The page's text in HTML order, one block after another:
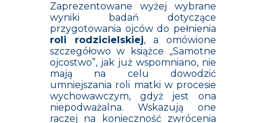
Zaprezentowane wyżej wybrane
wyniki badań dotyczące
przygotowania ojców do pełnienia
roli rodzicielskiej, a omówione
szczegółowo w książce „Samotne
ojcostwo”, jak już wspomniano, nie
mają na celu dowodzić
umniejszania roli matki w procesie
wychowawczym, gdyż jest ona
niepodważalna. Wskazują one
raczej na konieczność zwrócenia